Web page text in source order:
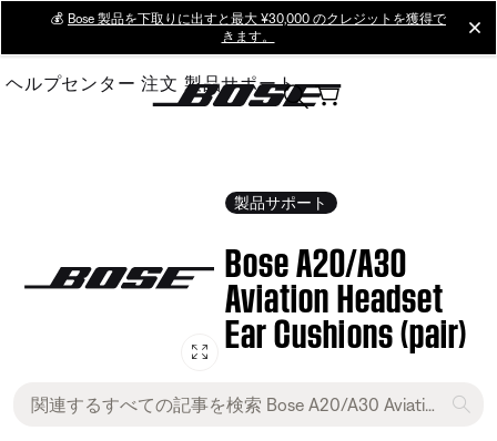
Main
💰 Bose 製品を下取りに出すと最大 ¥30,000 のクレジットを獲得で
きます。
ヘルプセンター 注文 製品サポート
製品サポート
Bose A20/A30
Aviation Headset
Ear Cushions (pair)